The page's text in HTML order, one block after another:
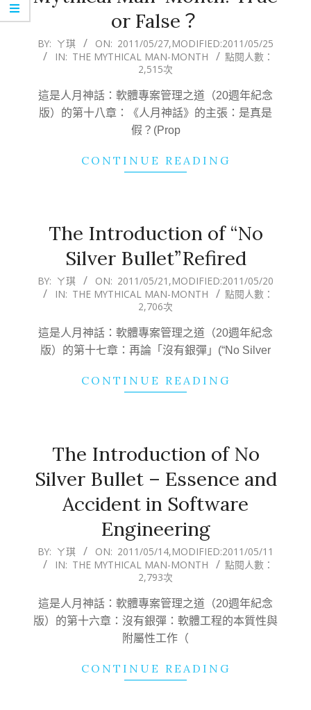
or False？
2011-
05-
BY: ㄚ琪 ON: 2011/05/27,MODIFIED:2011/05/25
IN: THE MYTHICAL MAN-MONTH
點閱人數：
2,515次
這是人月神話：軟體專案管理之道（20週年紀念
版）的第十八章：《人月神話》的主張：是真是
假？(Prop
CONTINUE READING
The Introduction of “No
Silver Bullet”Refired
2011-
05-
BY: ㄚ琪 ON: 2011/05/21 ,MODIFIED:2011/05/20
IN: THE MYTHICAL MAN-MONTH
點閱人數：
2,706次
這是人月神話：軟體專案管理之道（20週年紀念
版）的第十七章：再論「沒有銀彈」(“No Silver
CONTINUE READING
The Introduction of No
Silver Bullet – Essence and
Accident in Software
Engineering
2011-
05-
BY: ㄚ琪 ON: 2011/05/14,MODIFIED:2011/05/11
IN: THE MYTHICAL MAN-MONTH
點閱人數：
2,793次
這是人月神話：軟體專案管理之道（20週年紀念
版）的第十六章：沒有銀彈：軟體工程的本質性與
附屬性工作（
CONTINUE READING